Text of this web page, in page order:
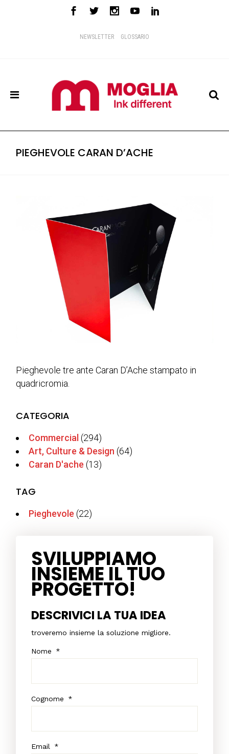
NEWSLETTER GLOSSARIO
PIEGHEVOLE CARAN D’ACHE
Pieghevole tre ante Caran D’Ache stampato in
quadricromia.
CATEGORIA
Commercial (294)
Art, Culture & Design (64)
Caran D'ache (13)
TAG
Pieghevole (22)
SVILUPPIAMO
INSIEME IL TUO
PROGETTO!
DESCRIVICI LA TUA IDEA
troveremo insieme la soluzione migliore.
Nome *
Cognome *
Email *